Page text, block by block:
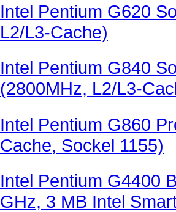
Intel Pentium G620
L2/L3-Cache)
Intel Pentium G840
(2800MHz, L2/L3-
Intel Pentium G860
Cache, Sockel 1155)
Intel Pentium G4400
GHz, 3 MB Intel